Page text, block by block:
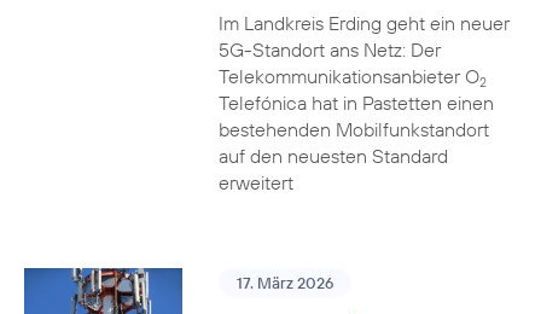
Im Landkreis Erding geht ein neuer
5G-Standort ans Netz: Der
Telekommunikationsanbieter O2
Telefónica hat in Pastetten einen
bestehenden Mobilfunkstandort
auf den neuesten Standard
erweitert
17. März 2026